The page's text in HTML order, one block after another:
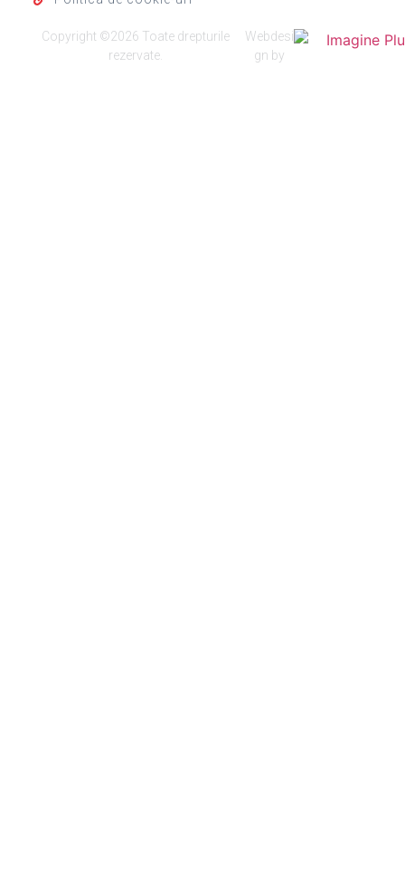
Copyright ©2026 Toate drepturile
rezervate.
Webdesi
gn by